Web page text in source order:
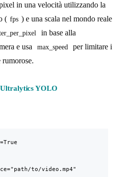
in una velocità utilizzando la
( fps ) e una scala nel mondo reale
in base alla
e usa
max_speed
per limitare i
rumorose.
YOLO
to/video.mp4"